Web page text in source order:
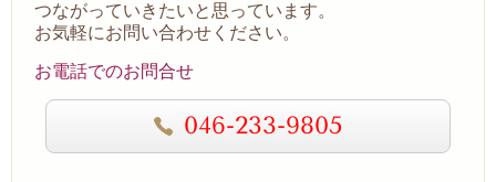
つながっていきたいと思っています。
お気軽にお問い合わせください。
お電話でのお問合せ
046-233-9805